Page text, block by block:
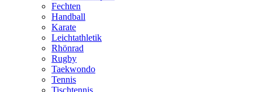
Fechten
Handball
Karate
Leichtathletik
Rhönrad
Rugby
Taekwondo
Tennis
Tischtennis